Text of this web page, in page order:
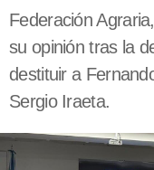
Federación
su opinión tras la
destituir a
Sergio Iraeta.